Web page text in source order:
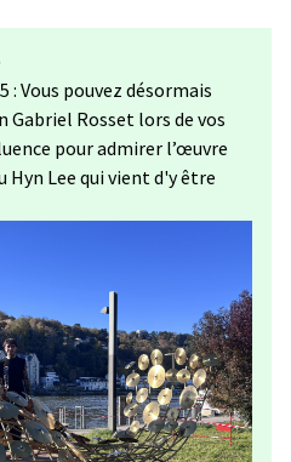
: Vous pouvez désormais
Rosset lors de vos
pour admirer l’œuvre
Lee qui vient d'y être